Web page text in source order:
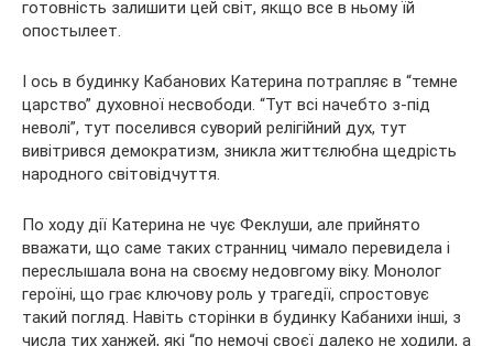
готовність залишити цей світ, якщо все в ньому їй
опостылеет.
І ось в будинку Кабанових Катерина потрапляє в “темне
царство” духовної несвободи. “Тут всі начебто з-під
неволі”, тут поселився суворий релігійний дух, тут
вивітрився демократизм, зникла життєлюбна щедрість
народного світовідчуття.
По ходу дії Катерина не чує Феклуши, але прийнято
вважати, що саме таких странниц чимало перевидела і
переслышала вона на своєму недовгому віку. Монолог
героїні, що грає ключову роль у трагедії, спростовує
такий погляд. Навіть сторінки в будинку Кабанихи інші, з
числа тих ханжей, які “по немочі своєї далеко не ходили, а